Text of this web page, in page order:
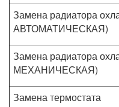
Замена радиатора
АВТОМАТИЧЕСКАЯ)
Замена радиатора
МЕХАНИЧЕСКАЯ)
Замена термостата